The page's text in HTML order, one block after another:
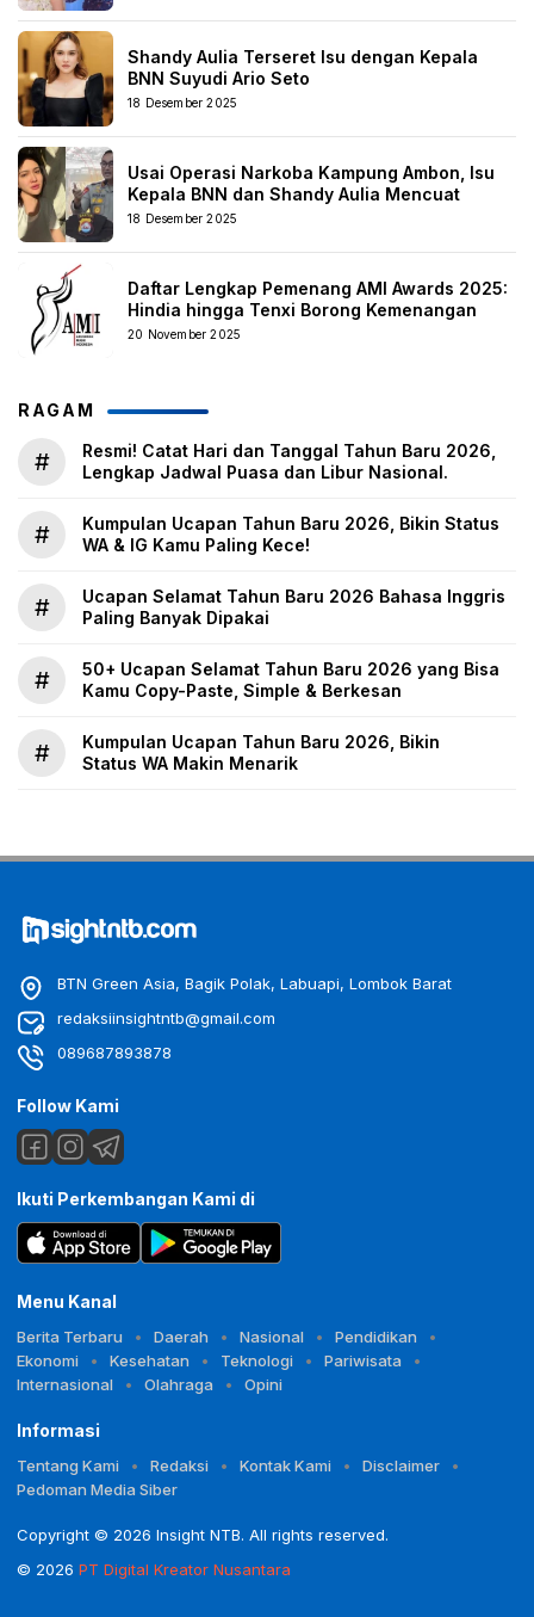
Shandy Aulia Terseret Isu dengan Kepala
BNN Suyudi Ario Seto
18 Desember 2025
Usai Operasi Narkoba Kampung Ambon, Isu
Kepala BNN dan Shandy Aulia Mencuat
18 Desember 2025
Daftar Lengkap Pemenang AMI Awards 2025:
Hindia hingga Tenxi Borong Kemenangan
20 November 2025
RAGAM
#
Resmi! Catat Hari dan Tanggal Tahun Baru 2026,
Lengkap Jadwal Puasa dan Libur Nasional.
#
Kumpulan Ucapan Tahun Baru 2026, Bikin Status
WA & IG Kamu Paling Kece!
#
Ucapan Selamat Tahun Baru 2026 Bahasa Inggris
Paling Banyak Dipakai
#
50+ Ucapan Selamat Tahun Baru 2026 yang Bisa
Kamu Copy-Paste, Simple & Berkesan
#
Kumpulan Ucapan Tahun Baru 2026, Bikin
Status WA Makin Menarik
BTN Green Asia, Bagik Polak, Labuapi, Lombok Barat
redaksiinsightntb@gmail.com
089687893878
Follow Kami
Ikuti Perkembangan Kami di
Menu Kanal
Berita Terbaru Daerah Nasional
Pendidikan
Ekonomi
Kesehatan Teknologi
Pariwisata
Internasional
Olahraga Opini
Informasi
Tentang Kami Redaksi Kontak Kami
Disclaimer
Pedoman Media Siber
Copyright © 2026 Insight NTB. All rights reserved.
© 2026 PT Digital Kreator Nusantara